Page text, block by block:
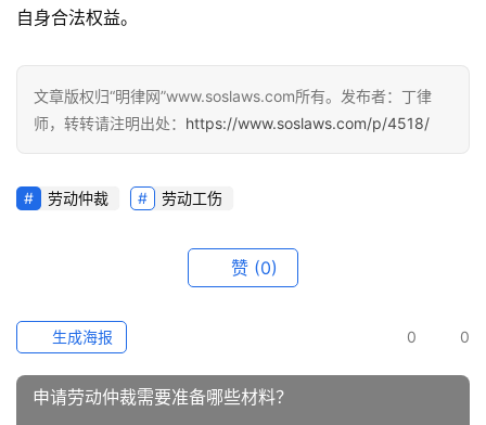
自身合法权益。
文章版权归“明律网”www.soslaws.com所有。发布者：丁律
师，转转请注明出处： https://www.soslaws.com/p/4518/
劳动仲裁 劳动工伤
赞 (0)
0 0
生成海报
申请劳动仲裁需要准备哪些材料？